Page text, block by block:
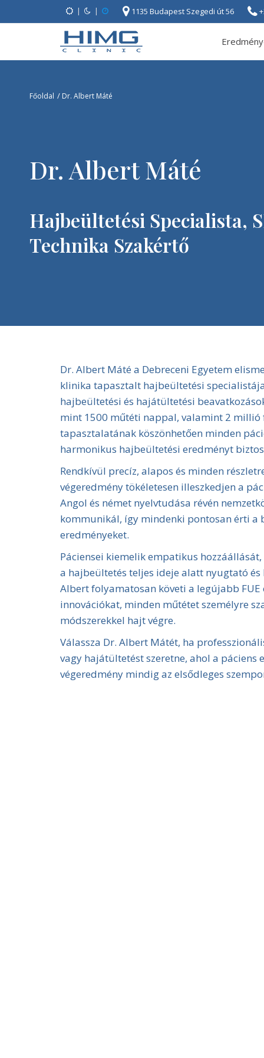
| | 1135 Budapest Szegedi út 56
Főoldal / Dr. Albert Máté
Dr. Albert Máté
Hajbeültetési Specialista,
Technika Szakértő
Dr. Albert Máté a Debreceni Egyetem
klinika tapasztalt hajbeültetési
hajbeültetési és hajátültetési
mint 1500 műtéti nappal, valamint 2
tapasztalatának köszönhetően minden
harmonikus hajbeültetési eredményt
Rendkívül precíz, alapos és minden
végeredmény tökéletesen illeszkedjen a
Angol és német nyelvtudása révén
kommunikál, így mindenki pontosan érti a
eredményeket.
Páciensei kiemelik empatikus
a hajbeültetés teljes ideje alatt nyugtató
Albert folyamatosan követi a legújabb FUE
innovációkat, minden műtétet személyre
módszerekkel hajt végre.
Válassza Dr. Albert Mátét, ha
vagy hajátültetést szeretne, ahol a páciens
végeredmény mindig az elsődleges